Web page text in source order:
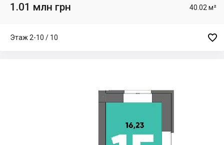
1.01 млн грн 40.02 м²
Этаж 2-10 / 10 